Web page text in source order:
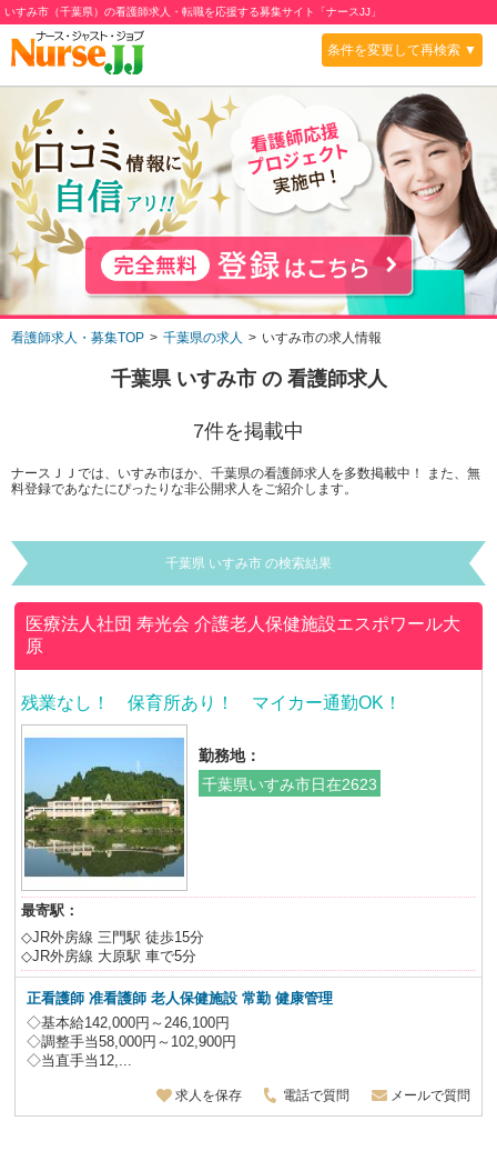
いすみ市（千葉県）の看護師求人・転職を応援する募集サイト「ナースJJ」
条件を変更して再検索 ▼
看護師求人・募集TOP 千葉県の求人 いすみ市の求人情報
千葉県 いすみ市の 看護師求人
7件を掲載中
ナースＪＪでは、いすみ市ほか、千葉県の看護師求人を多数掲載中！ また、無
料登録であなたにぴったりな非公開求人をご紹介します。
千葉県 いすみ市 の検索結果
医療法人社団 寿光会介護老人保健施設エスポワール大
原
残業なし！ 保育所あり！ マイカー通勤OK！
勤務地：
千葉県いすみ市日在2623
最寄駅：
◇JR外房線 三門駅 徒歩15分
◇JR外房線 大原駅 車で5分
正看護師 准看護師 老人保健施設常勤 健康管理
◇基本給142,000円～246,100円
◇調整手当58,000円～102,900円
◇当直手当12,...
求人を保存 電話で質問 メールで質問